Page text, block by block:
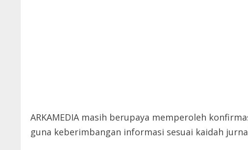
ARKAMEDIA masih berupaya memperoleh
guna keberimbangan informasi sesuai kaidah